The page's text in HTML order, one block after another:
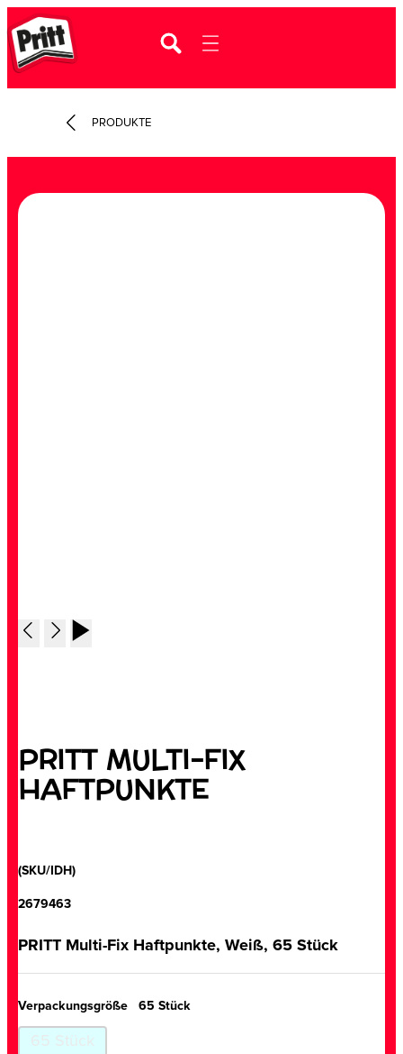
PRODUKTE
PRITT MULTI-FIX
HAFTPUNKTE
(SKU/IDH)
2679463
PRITT Multi-Fix Haftpunkte, Weiß, 65 Stück
Verpackungsgröße 65 Stück